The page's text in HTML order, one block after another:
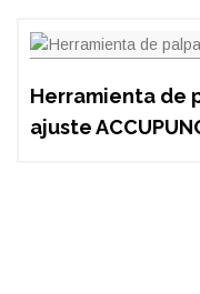
Herramienta de
ajuste